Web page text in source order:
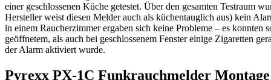
einer geschlossenen Küche getestet. Über den gesamten Testraum
Hersteller weist diesen Melder auch als küchentauglich aus) kein
in einem Raucherzimmer ergaben sich keine Probleme – es konnten
geöffnetem, als auch bei geschlossenem Fenster einige Zigaretten
der Alarm aktiviert wurde.
Pyrexx PX-1C Funkrauchmelder Montage